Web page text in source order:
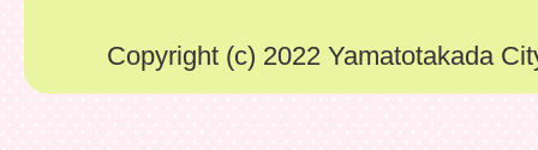
Copyright (c) 2022 Yamatotakada